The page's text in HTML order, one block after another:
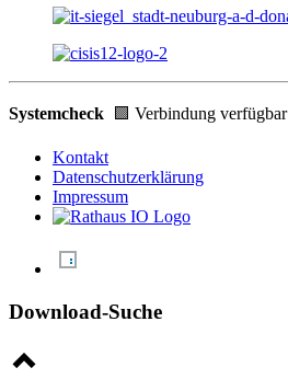
Systemcheck 🟩 Verbindung verfügbar
Kontakt
Datenschutzerklärung
Impressum
Download-Suche